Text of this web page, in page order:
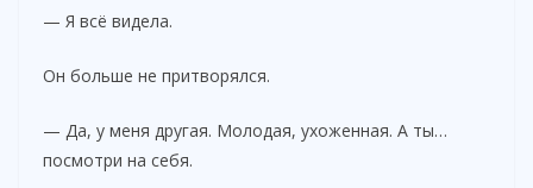
— Я всё видела.
Он больше не притворялся.
— Да, у меня другая. Молодая, ухоженная. А ты…
посмотри на себя.